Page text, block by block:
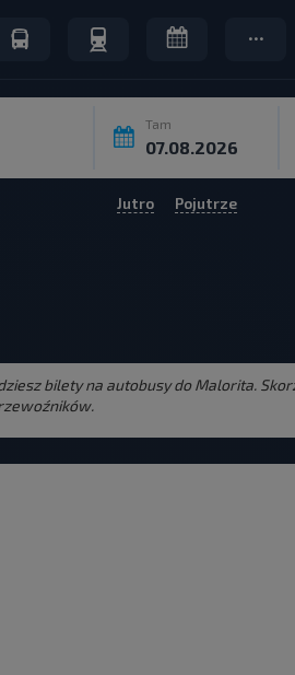
Tam
Jutro Pojutrze
bilety na autobusy do Malorita.